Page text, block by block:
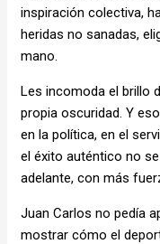
inspiración colectiva,
heridas no sanadas,
mano.
Les incomoda el brillo
propia oscuridad. Y
en la política, en el
el éxito auténtico no
adelante, con más
Juan Carlos no pedía
mostrar cómo el